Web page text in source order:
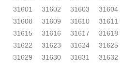
31601
31602 31603 31604
31608
31609 31610 31611
31615
31616 31617 31618
31622
31623 31624 31625
31629
31630 31631 31632